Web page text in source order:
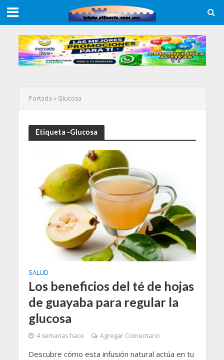
Portada » Glucosa
Etiqueta -Glucosa
SALUD
Los beneficios del té de hojas
de guayaba para regular la
glucosa
4 semanas hace Agregar Comentario
Descubre cómo esta infusión natural actúa en tu